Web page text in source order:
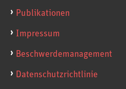
Publikationen
Impressum
Beschwerdemanagement
Datenschutzrichtlinie